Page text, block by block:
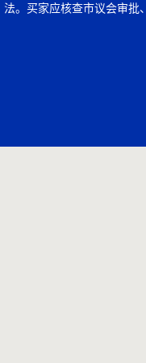
法。买家应核查市议会审